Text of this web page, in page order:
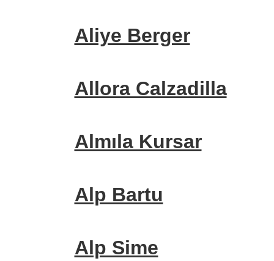
Aliye Berger
Allora Calzadilla
Almıla Kursar
Alp Bartu
Alp Sime